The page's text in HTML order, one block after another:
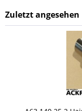
Zuletzt angesehen